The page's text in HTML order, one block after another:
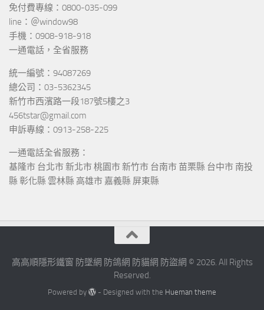
免付費專線：0800-035-099
line：＠window98
手機：0908-918-918
一通電話，全省服務
統一編號：94087269
總公司：03-5362345
新竹市西濱路一段187號5樓之3
456tstar@gmail.com
申訴專線：0913-258-225
一通電話全省服務：
基隆市 台北市 新北市 桃園市 新竹市 台南市 苗栗縣 台中市 南投
縣 彰化縣 雲林縣 高雄市 嘉義縣 屏東縣
高高順隱形鐵窗 防墜網 防鴿網 防貓網 防盜網 © 2026. All Rights
Reserved.
Powered by - Designed with the Hueman theme